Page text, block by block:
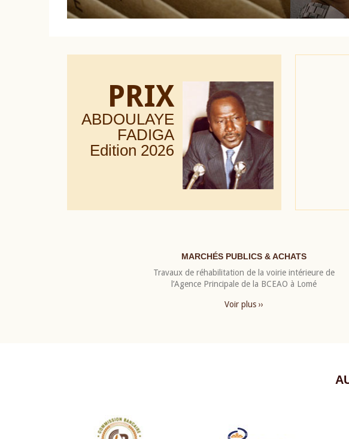
PRIX
ABDOULAYE
FADIGA
Edition 2026
MARCHÉS PUBLICS & ACHATS
Travaux de réhabilitation de la voirie intérieure de
l’Agence Principale de la BCEAO à Lomé
Voir plus ››